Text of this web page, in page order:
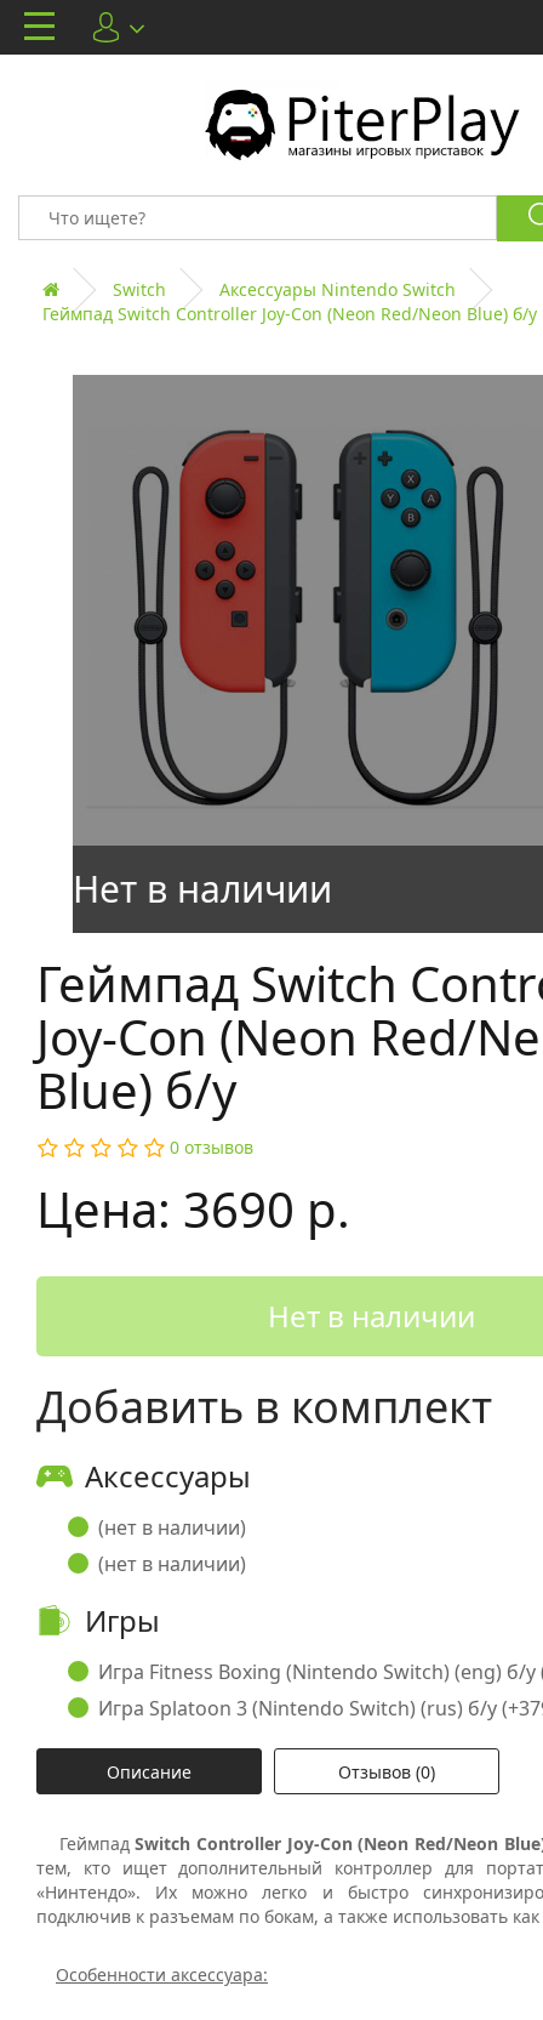
Switch
Аксессуары Nintendo Switch
Геймпад Switch Controller Joy-Con (Neon Red/Neon Blue) б/у
Геймпад Switch
Joy-Con (Neon Red/
Blue) б/у
0 отзывов
Цена: 3690 р.
Нет в наличии
Добавить в комплект
Аксессуары
(нет в наличии)
(нет в наличии)
Игры
Игра Fitness Boxing (Nintendo Switch) (eng) б/у
Игра Splatoon 3 (Nintendo Switch) (rus) б/у
Описание Отзывов (0)
ГеймпадSwitch Controller Joy-Con (Neon Red/Neon
тем, кто ищет дополнительный контроллер для
«Нинтендо». Их можно легко и быстро
подключив к разъемам по бокам, а также использовать
Особенности аксессуара: